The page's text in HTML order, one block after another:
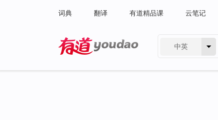
词典 翻译 有道精品课 云笔记
中英